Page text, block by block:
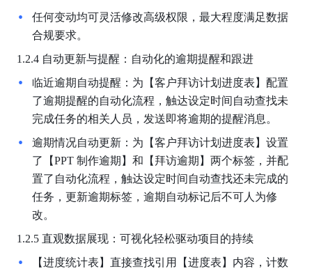
任何变动均可灵活修改高级权限，最大程度满足数据
合规要求。
1.2.4 自动更新与提醒：自动化的逾期提醒和跟进
临近逾期自动提醒：为【客户拜访计划进度表】配置
了逾期提醒的自动化流程，触达设定时间自动查找未
完成任务的相关人员，发送即将逾期的提醒消息。
逾期情况自动更新：为【客户拜访计划进度表】设置
了【PPT 制作逾期】和【拜访逾期】两个标签，并配
置了自动化流程，触达设定时间自动查找还未完成的
任务，更新逾期标签，逾期自动标记后不可人为修
改。
1.2.5 直观数据展现：可视化轻松驱动项目的持续
【进度统计表】直接查找引用【进度表】内容，计数